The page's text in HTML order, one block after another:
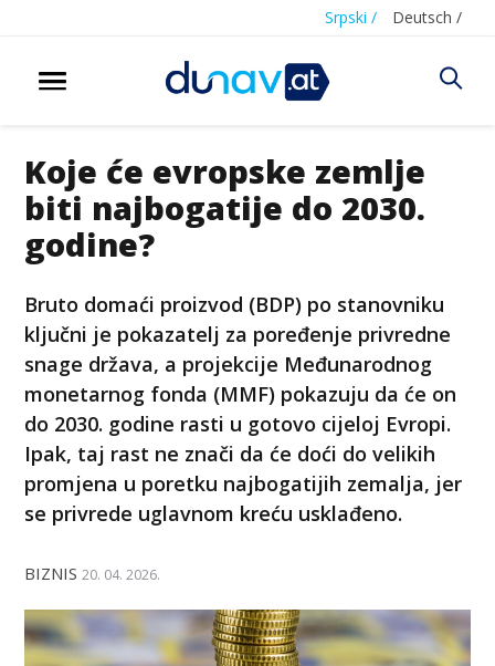
Srpski / Deutsch /
Koje će evropske zemlje
biti najbogatije do 2030.
godine?
Bruto domaći proizvod (BDP) po stanovniku
ključni je pokazatelj za poređenje privredne
snage država, a projekcije Međunarodnog
monetarnog fonda (MMF) pokazuju da će on
do 2030. godine rasti u gotovo cijeloj Evropi.
Ipak, taj rast ne znači da će doći do velikih
promjena u poretku najbogatijih zemalja, jer
se privrede uglavnom kreću usklađeno.
BIZNIS 20. 04. 2026.